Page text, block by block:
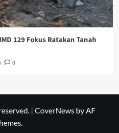
129 Fokus Ratakan Tanah
0
| CoverNews by AF